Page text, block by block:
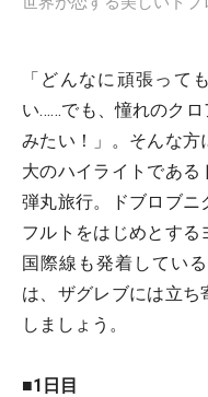
「どんなに頑張って
い……でも、憧れのク
みたい！」。そんな
大のハイライトである
弾丸旅行。ドブロブニ
フルトをはじめとす
国際線も発着してい
は、ザグレブには立
しましょう。
■1日目